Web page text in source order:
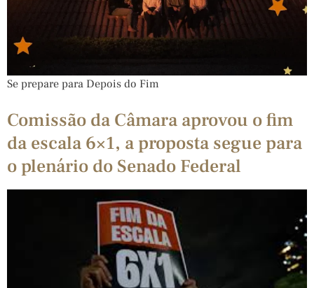
Se prepare para Depois do Fim
Comissão da Câmara aprovou o fim
da escala 6×1, a proposta segue para
o plenário do Senado Federal